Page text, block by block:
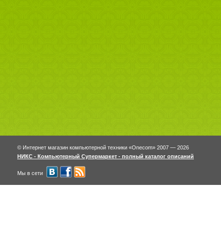
© Интернет магазин компьютерной техники «Onecom» 2007 — 2026
НИКС - Компьютерный Cупермаркет - полный каталог описаний
Мы в сети